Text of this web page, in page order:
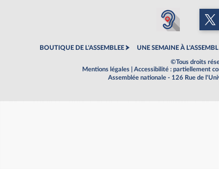
BOUTIQUE DE L'ASSEMBLEE UNE SEMAINE À
©Tous droits
Mentions légales
Accessibilité : partiellement
Assemblée nationale - 126 Rue de